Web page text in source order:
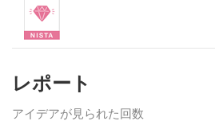
レポート
アイデアが見られた回数